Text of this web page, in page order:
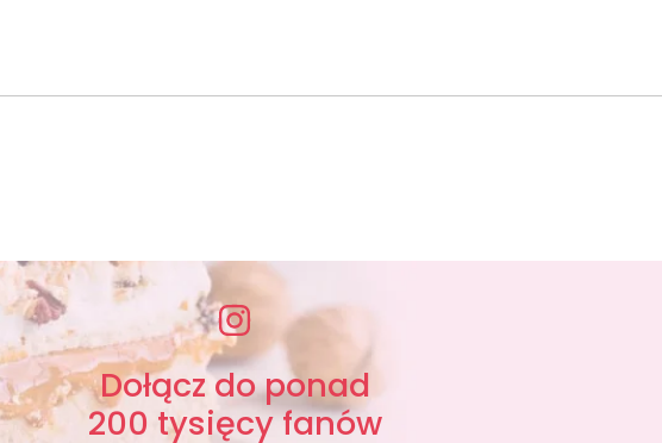
Dołącz do ponad
200 tysięcy fanów